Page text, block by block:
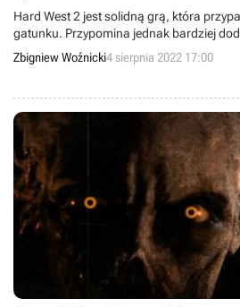
Hard West 2 jest solidną grą, która
gatunku. Przypomina jednak bardziej
Zbigniew Woźnicki4 sierpnia 2022 17:00